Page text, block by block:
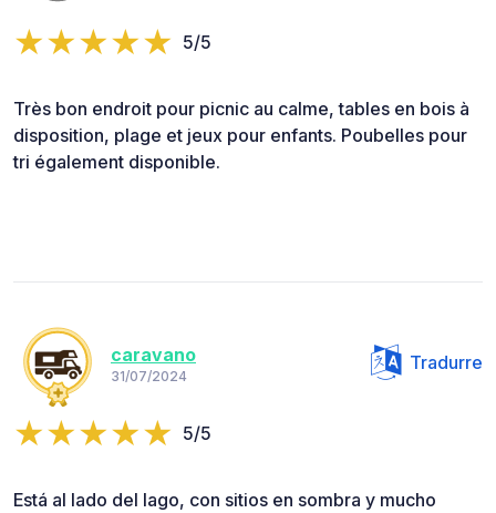
5/5
Très bon endroit pour picnic au calme, tables en bois à
disposition, plage et jeux pour enfants. Poubelles pour
tri également disponible.
caravano
31/07/2024
Tradurre
5/5
Está al lado del lago, con sitios en sombra y mucho